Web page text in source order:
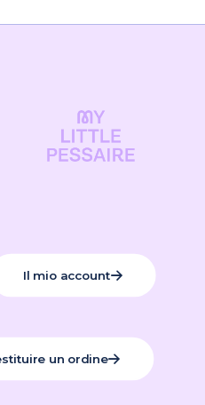
Il mio account
un ordine